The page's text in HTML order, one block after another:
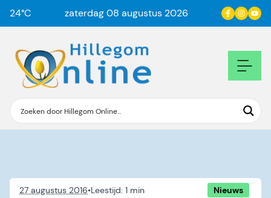
24°C zaterdag 08 augustus 2026
27 augustus 2016• Nieuws